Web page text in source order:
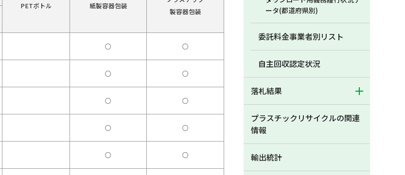
PETボトル
紙製容器包装
製容器包装
○ ○
○ ○
○ ○
○ ○
○ ○
ータ(都道府県別)
委託料金事業者別リスト
自主回収認定状況
落札結果
プラスチックリサイクルの関連
情報
輸出統計